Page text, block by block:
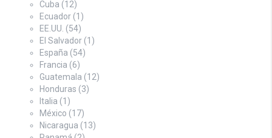
Cuba (12)
Ecuador (1)
EE.UU. (54)
El Salvador (1)
España (54)
Francia (6)
Guatemala (12)
Honduras (3)
Italia (1)
México (17)
Nicaragua (13)